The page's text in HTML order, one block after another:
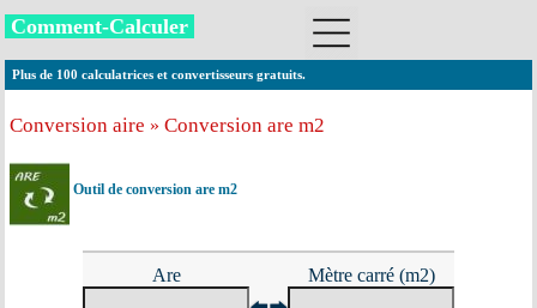
Comment-Calculer
Plus de 100 calculatrices et convertisseurs gratuits.
Conversion aire » Conversion are m2
Outil de conversion are m2
Are Mètre carré (m2)